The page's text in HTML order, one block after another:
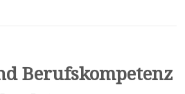
Berufskompetenz